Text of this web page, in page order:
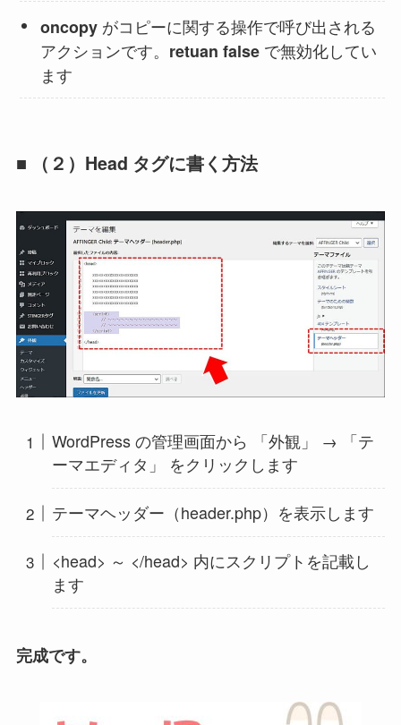
oncopy がコピーに関する操作で呼び出される
アクションです。 retuan false で無効化してい
ます
■ （２）Head タグに書く方法
WordPress の管理画面から 「外観」 → 「テ
ーマエディタ」 をクリックします
テーマヘッダー（header.php）を表示します
<head> ～ </head> 内にスクリプトを記載し
ます
完成です。